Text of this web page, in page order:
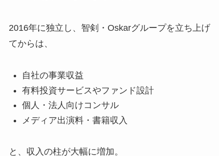
2016年に独立し、智剣・Oskarグループを立ち上げ
てからは、
自社の事業収益
有料投資サービスやファンド設計
個人・法人向けコンサル
メディア出演料・書籍収入
と、収入の柱が大幅に増加。